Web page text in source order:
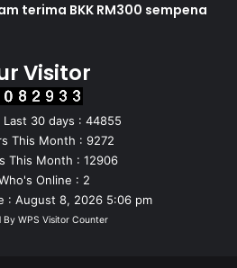
terima BKK RM300 sempena
Visitor
Last 30 days : 44855
This Month : 9272
This Month : 12906
Online : 2
: August 8, 2026 5:06 pm
By WPS Visitor Counter